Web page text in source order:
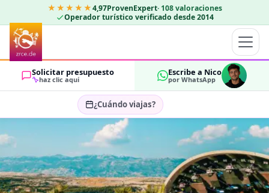
★★★★★4,97ProvenExpert· 108 valoraciones
Operador turístico verificado desde 2014
Solicitar presupuesto
haz clic aquí
Escribe a Nico
por WhatsApp
¿Cuándo viajas?
Seleccionar fechas…
HUÉSPEDES
2 OK